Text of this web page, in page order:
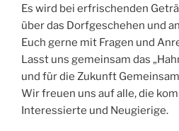
Es wird bei erfrischenden
über das Dorfgeschehen und
Euch gerne mit Fragen und
Lasst uns gemeinsam das
und für die Zukunft
Wir freuen uns auf alle, die
Interessierte und Neugierige.